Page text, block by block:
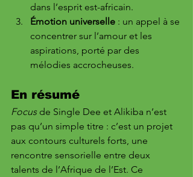
dans l’esprit est-africain.
Émotion universelle : un appel à se
concentrer sur l’amour et les
aspirations, porté par des
mélodies accrocheuses.
En résumé
Focus de Single Dee et Alikiba n’est
pas qu’un simple titre : c’est un projet
aux contours culturels forts, une
rencontre sensorielle entre deux
talents de l’Afrique de l’Est. Ce